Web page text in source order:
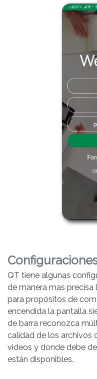
QT tiene algunas
de manera mas
para propósitos de
encendida la pantalla
de barra reconozca
calidad de los archivos
videos y donde debe
están disponibles.